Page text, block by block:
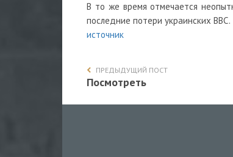
В то же время отмечается
последние потери украинских ВВС.
источник
ПРЕДЫДУЩИЙ ПОСТ
Посмотреть